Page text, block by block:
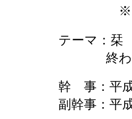
※
テーマ：栞
終わら
幹 事：平
副幹事：平